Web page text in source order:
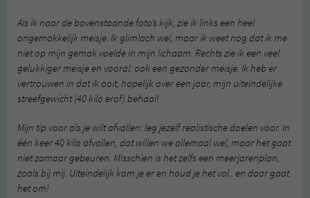
Als ik naar de bovenstaande foto’s kijk, zie ik links een heel
ongemakkelijk meisje. Ik glimlach wel, maar ik weet nog dat ik me
niet op mijn gemak voelde in mijn lichaam. Rechts zie ik een veel
gelukkiger meisje en vooral: ook een gezonder meisje. Ik heb er
vertrouwen in dat ik ooit, hopelijk over een jaar, mijn uiteindelijke
streefgewicht (40 kilo eraf) behaal!
Mijn tip voor als je wilt afvallen: leg jezelf realistische doelen voor. In
één keer 40 kilo afvallen, dat willen we allemaal wel, maar het gaat
niet zomaar gebeuren. Misschien is het zelfs een meerjarenplan,
zoals bij mij. Uiteindelijk kom je er en houd je het vol.. en daar gaat
het om!